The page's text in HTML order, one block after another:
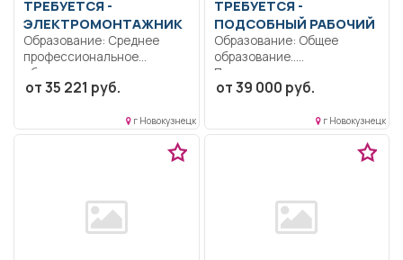
ТРЕБУЕТСЯ -
ЭЛЕКТРОМОНТАЖНИК
Образование: Среднее
профессиональное
образование..
Эксплуатация сетей в МКД..
от 35 221 руб.
г Новокузнецк
ТРЕБУЕТСЯ -
ПОДСОБНЫЙ РАБОЧИЙ
Образование: Общее
образование..
Производство
вспомогательных работ на
от 39 000 руб.
г Новокузнецк